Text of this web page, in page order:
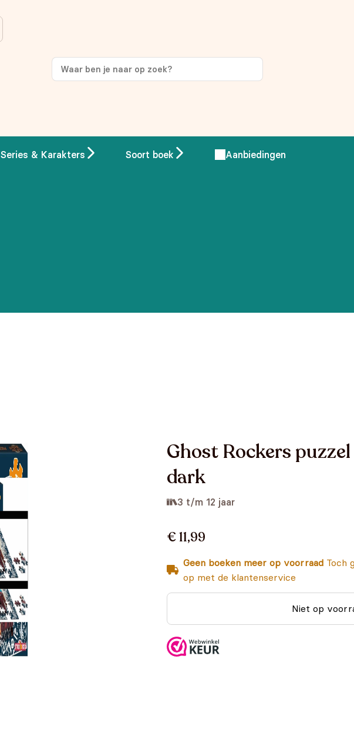
Series & Karakters Soort boek Aanbiedingen
Ghost Rockers
dark
3 t/m 12 jaar
€ 11,99
Geen boeken meer op voorraad Toch
op met de klantenservice
Niet op
op je eerste aankoop!